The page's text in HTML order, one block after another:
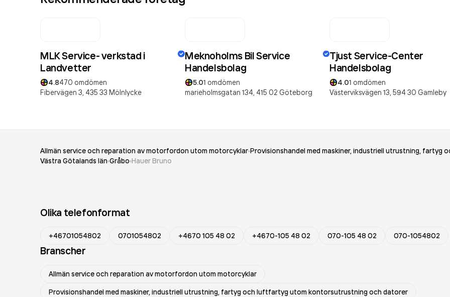
MLK Service- verkstad i
Landvetter
4.8470 omdömen
Fibervägen 3, 435 33 Mölnlycke
Meknoholms Bil Service
Handelsbolag
5.01 omdömen
marieholmsgatan 134, 415 02 Göteborg
Tjust Service-Center
Handelsbolag
4.01 omdömen
Västerviksvägen 13, 594 30 Gamleby
Allmän service och reparation av motorfordon utom motorcyklar Provisionshandel med maskiner, industriell utrustning,
Västra Götalands län Gråbo Hauer Bruno
Olika telefonformat
+46701054802 0701054802 +4670 105 48 02 +4670-105 48 02 070-105 48 02 070-1054802
Branscher
Allmän service och reparation av motorfordon utom motorcyklar
Provisionshandel med maskiner, industriell utrustning, fartyg och luftfartyg utom kontorsutrustning och datorer